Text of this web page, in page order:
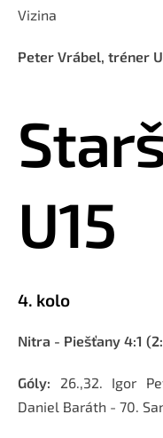
Vizina
Peter Vrábel, tréner
U15
4. kolo
Nitra - Piešťany 4:1
Góly: 26.,32. Igor
Daniel Baráth - 70.